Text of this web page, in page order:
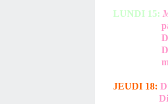
LUNDI 15:
partant
Distance:
montée
JEUDI 18:
Distance: